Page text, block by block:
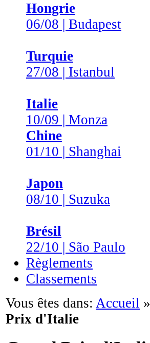
Hongrie
06/08 | Budapest
Turquie
27/08 | Istanbul
Italie
10/09 | Monza
Chine
01/10 | Shanghai
Japon
08/10 | Suzuka
Brésil
22/10 | São Paulo
Règlements
Classements
Vous êtes dans: Accueil »
Prix d'Italie